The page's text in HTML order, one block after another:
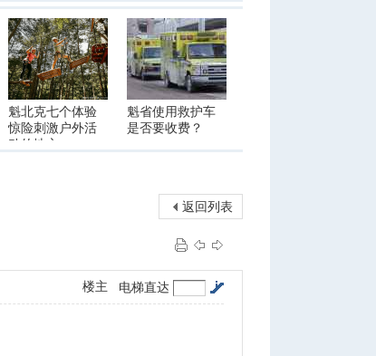
魁北克七个体验
惊险刺激户外活
动的地方
魁省使用救护车
是否要收费？
返回列表
电梯直达
楼主